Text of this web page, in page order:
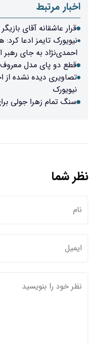
اخبار مرتبط
قرار عاشقانه آقای
نیویورک تایمز ادعا
احمدی‌نژاد به جای رهبر
قطع دو پای مدل
تصاویری دیده نشده از
نیویورک
سنگ تمام زهرا جولی
نظر شما